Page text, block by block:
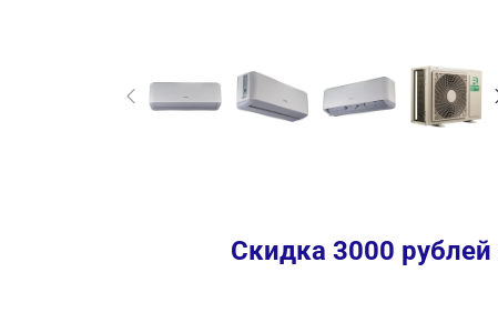
Скидка 3000 рублей